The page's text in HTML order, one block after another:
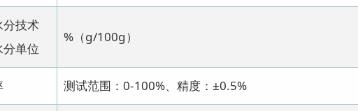
分技术
单位
%（g/100g）
测试范围：0-100%、精度：±0.5%